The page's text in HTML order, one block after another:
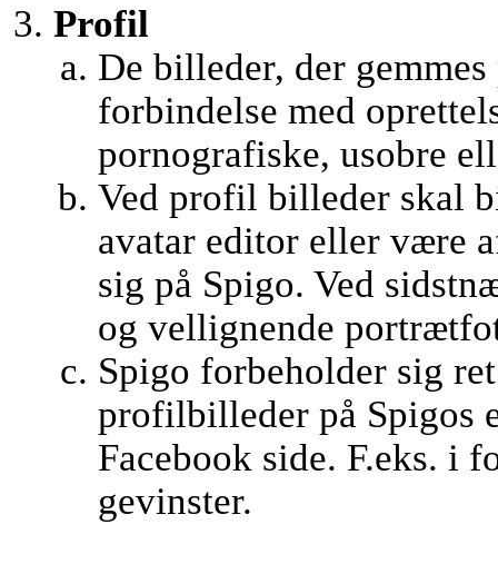
Profil
De billeder, der
forbindelse med
pornografiske, usobre
Ved profil billeder skal
avatar editor eller være
sig på Spigo. Ved
og vellignende
Spigo forbeholder sig
profilbilleder på Spigos
Facebook side. F.eks. i
gevinster.